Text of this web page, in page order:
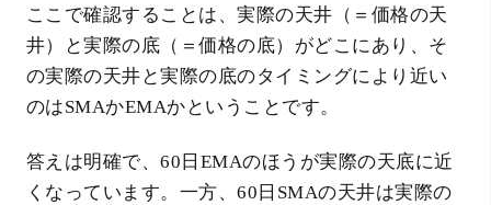
ここで確認することは、実際の天井（＝価格の天
井）と実際の底（＝価格の底）がどこにあり、そ
の実際の天井と実際の底のタイミングにより近い
のはSMAかEMAかということです。
答えは明確で、60日EMAのほうが実際の天底に近
くなっています。一方、60日SMAの天井は実際の